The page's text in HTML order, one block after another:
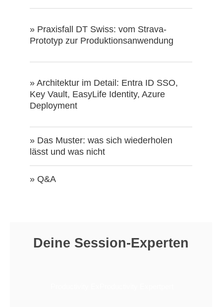
» Praxisfall DT Swiss: vom Strava-
Prototyp zur Produktionsanwendung
» Architektur im Detail: Entra ID SSO,
Key Vault, EasyLife Identity, Azure
Deployment
» Das Muster: was sich wiederholen
lässt und was nicht
» Q&A
Deine Session-Experten